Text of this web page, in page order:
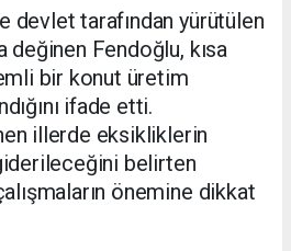
devlet tarafından yürütülen
değinen Fendoğlu, kısa
bir konut üretim
ifade etti.
illerde eksikliklerin
belirten
önemine dikkat